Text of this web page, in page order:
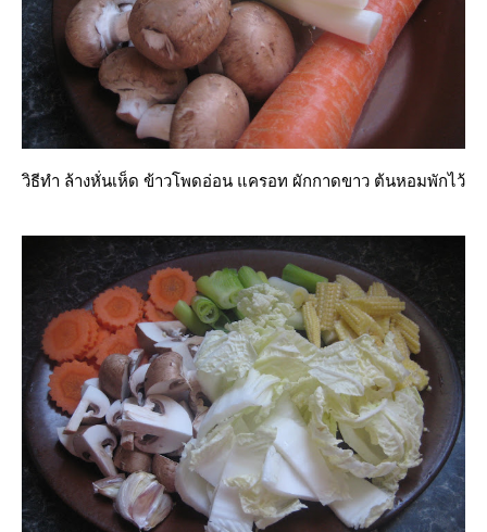
วิธีทำ ล้างหั่นเห็ด ข้าวโพดอ่อน แครอท ผักกาดขาว ต้นหอมพักไว้